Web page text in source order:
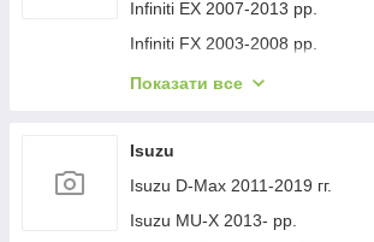
Jeep Cherokee XJ 1984-2001 гг.
Infiniti EX 2007-2013 рр.
Infiniti FX 2003-2008 рр.
Infiniti FX 2008-2012 рр.
Infiniti Q30 2015-2024 гг.
Infiniti Q50/Q60 2013-2024 рр.
Infiniti QX50 2013-2017 рр.
Показати все
Isuzu
Isuzu D-Max 2011-2019 гг.
Isuzu MU-X 2013- рр.